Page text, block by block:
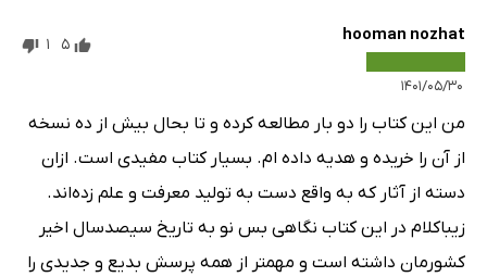
hooman nozhat
۱۴۰۱/۰۵/۳۰
5
1
من این کتاب را دو بار مطالعه کرده و تا بحال بیش از ده نسخه
از آن را خریده و هدیه داده ام. بسیار کتاب مفیدی است. ازان
دسته از آثار که به واقع دست به تولید معرفت و علم زده‌اند.
زیباکلام در این کتاب نگاهی بس نو به تاریخ سیصدسال اخیر
کشورمان داشته است و مهمتر از همه پرسش بدیع و جدیدی را